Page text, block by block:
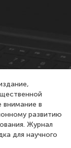
внимание в
развитию
Журнал
для научного